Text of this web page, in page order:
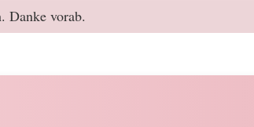
Danke vorab.